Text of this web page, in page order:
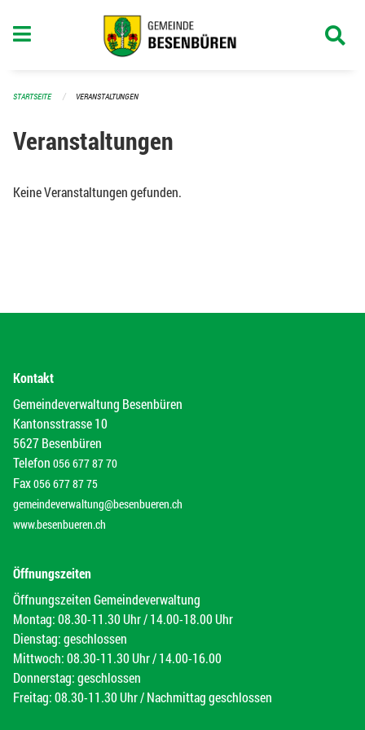
STARTSEITE VERANSTALTUNGEN
Veranstaltungen
Keine Veranstaltungen gefunden.
Kontakt
Gemeindeverwaltung Besenbüren
Kantonsstrasse 10
5627 Besenbüren
Telefon 056 677 87 70
Fax056 677 87 75
gemeindeverwaltung@besenbueren.ch
www.besenbueren.ch
Öffnungszeiten
Öffnungszeiten Gemeindeverwaltung
Montag: 08.30-11.30 Uhr / 14.00-18.00 Uhr
Dienstag: geschlossen
Mittwoch: 08.30-11.30 Uhr / 14.00-16.00
Donnerstag: geschlossen
Freitag: 08.30-11.30 Uhr / Nachmittag geschlossen